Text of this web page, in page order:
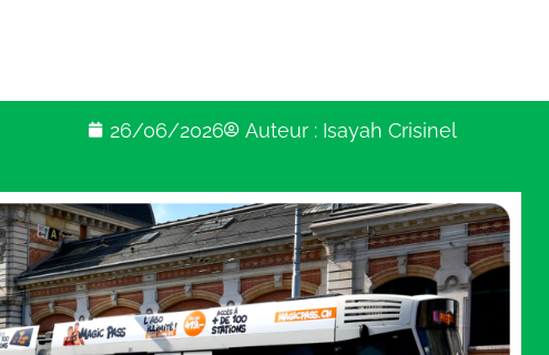
26/06/2026 Auteur : Isayah Crisinel